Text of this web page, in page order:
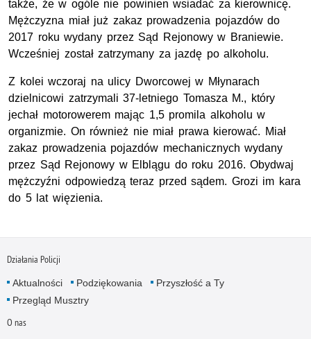
także, że w ogóle nie powinien wsiadać za kierownicę.
Mężczyzna miał już zakaz prowadzenia pojazdów do
2017 roku wydany przez Sąd Rejonowy w Braniewie.
Wcześniej został zatrzymany za jazdę po alkoholu.
Z kolei wczoraj na ulicy Dworcowej w Młynarach
dzielnicowi zatrzymali 37-letniego Tomasza M., który
jechał motorowerem mając 1,5 promila alkoholu w
organizmie. On również nie miał prawa kierować. Miał
zakaz prowadzenia pojazdów mechanicznych wydany
przez Sąd Rejonowy w Elblągu do roku 2016. Obydwaj
mężczyźni odpowiedzą teraz przed sądem. Grozi im kara
do 5 lat więzienia.
Działania Policji
Aktualności Podziękowania
Przyszłość a Ty
Przegląd Musztry
O nas